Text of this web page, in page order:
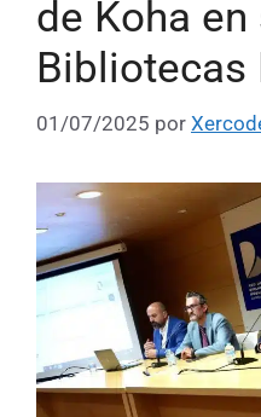
de Koha en
Bibliotecas
01/07/2025 por